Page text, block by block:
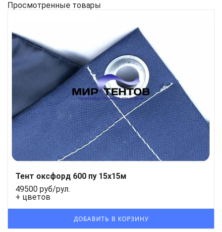
Просмотренные товары
Тент оксфорд 600 пу 15х15м
49500 руб/рул.
+ цветов